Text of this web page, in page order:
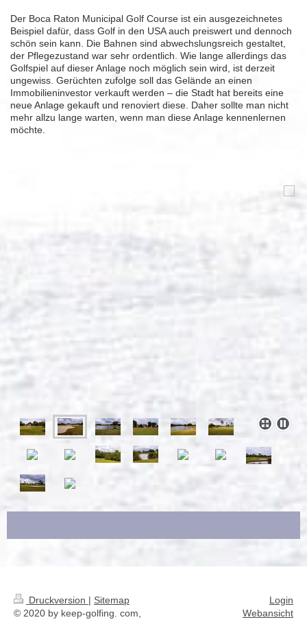
Der Boca Raton Municipal Golf Course ist ein ausgezeichnetes
Beispiel dafür, dass Golf in den USA auch preiswert und dennoch
schön sein kann. Die Bahnen sind abwechslungsreich gestaltet,
der Pflegezustand war sehr ordentlich. Wie lange allerdings das
Golfspiel auf dieser Anlage noch möglich sein wird, ist derzeit
ungewiss. Gerüchten zufolge soll das Gelände an einen
Immobilieninvestor verkauft werden – die Stadt hat bereits eine
neue Anlage gekauft und renoviert diese. Daher sollte man nicht
mehr allzu lange warten, wenn man diese Anlage kennenlernen
möchte.
Druckversion | Sitemap
© 2020 by keep-golfing. com,
Login
Webansicht